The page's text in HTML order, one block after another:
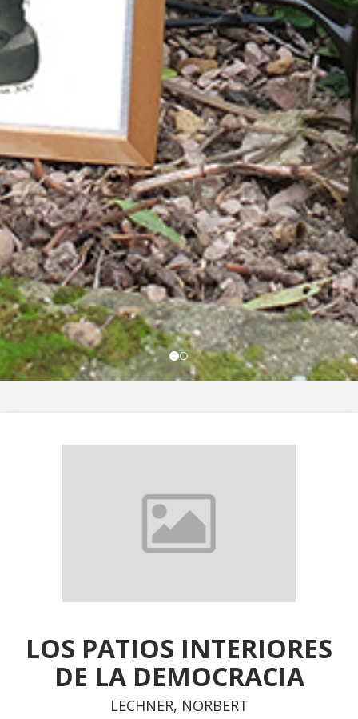
LOS PATIOS INTERIORES
DE LA DEMOCRACIA
LECHNER, NORBERT